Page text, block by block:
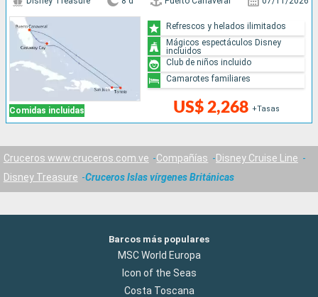
Comidas incluidas US$ 2,268 +Tasas
Refrescos y helados ilimitados
Mágicos espectáculos Disney
incluidos
Club de niños incluido
Camarotes familiares
Cruceros www.cruceros.com.ve Compañías
Disney Cruise Line
Disney Treasure
Cruceros Islas vírgenes Británicas
Barcos más populares
MSC World Europa
Icon of the Seas
Costa Toscana